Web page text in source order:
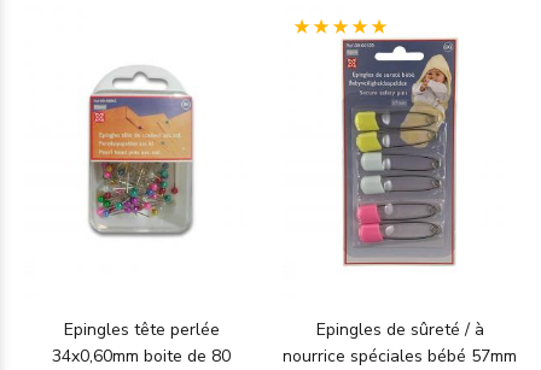
Epingles tête perlée
34x0,60mm boite de 80
Epingles de sûreté / à
nourrice spéciales bébé 57mm